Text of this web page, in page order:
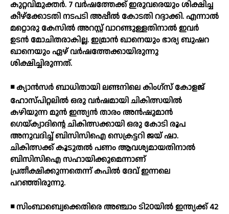
കുറ്റവിമുക്തര്‍. 7 വര്‍ഷത്തേക്ക് ഇരുവരെയും ശിക്ഷിച്ച
കീഴ്ക്കോടതി നടപടി അപ്പീല്‍ കോടതി റദ്ദാക്കി. എന്നാല്‍
മറ്റൊരു കേസില്‍ അറസ്റ്റ് വാറണ്ടുള്ളതിനാല്‍ ഇവര്‍
ഉടന്‍ മോചിതരാകില്ല. ഇമ്രാന്‍ ഖാനെയും ഭാര്യ ബുഷറ
ഖാനെയും ഏഴ് വര്‍ഷത്തേക്കായിരുന്നു
ശിക്ഷിച്ചിരുന്നത്.
◾ ക്യാന്‍സര്‍ ബാധിതായി ലണ്ടനിലെ കിംഗ്സ് കോളജ്
ഹോസ്പിറ്റലില്‍ ഒരു വര്‍ഷമായി ചികിത്സയില്‍
കഴിയുന്ന മുന്‍ ഇന്ത്യന്‍ താരം അന്‍ഷുമാന്‍
ഗെയ്ക്വാദിന്റെ ചികിത്സക്കായി ഒരു കോടി രൂപ
അനുവദിച്ച് ബിസിസിഐ സെക്രട്ടറി ജയ് ഷാ.
ചികിത്സക്ക് കൂടുതല്‍ പണം ആവശ്യമായതിനാല്‍
ബിസിസിഐ സഹായിക്കുമെന്നാണ്
പ്രതീക്ഷിക്കുന്നതെന്ന് കപില്‍ ദേവ് ഇന്നലെ
പറഞ്ഞിരുന്നു.
◾ സിംബാബ്വെക്കെതിരെ അഞ്ചാം ടി20യില്‍ ഇന്ത്യക്ക് 42